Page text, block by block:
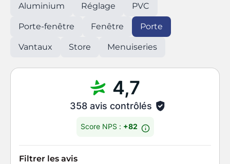
Aluminium Réglage PVC
Porte-fenêtre Fenêtre Porte
Vantaux Store Menuiseries
4,7
358 avis contrôlés
Score NPS : +82
Filtrer les avis